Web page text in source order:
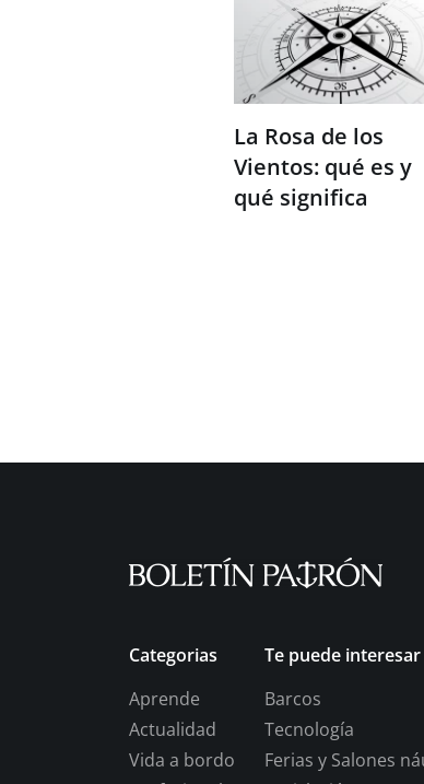
La Rosa de los
Vientos: qué es y
qué significa
Categorias
Aprende
Actualidad
Vida a bordo
Te puede interesar
Barcos
Tecnología
Ferias y Salones